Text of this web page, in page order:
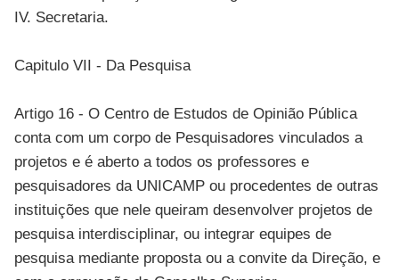
IV. Secretaria.
Capitulo VII - Da Pesquisa
Artigo 16 - O Centro de Estudos de Opinião Pública
conta com um corpo de Pesquisadores vinculados a
projetos e é aberto a todos os professores e
pesquisadores da UNICAMP ou procedentes de outras
instituições que nele queiram desenvolver projetos de
pesquisa interdisciplinar, ou integrar equipes de
pesquisa mediante proposta ou a convite da Direção, e